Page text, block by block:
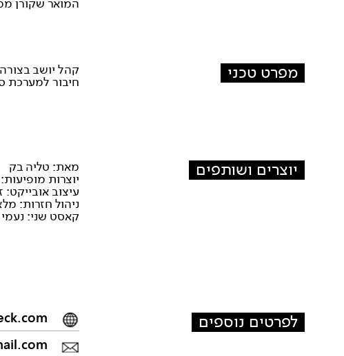
מפרט טכני קהל יושב
חיבור למערכת
יוצרים ושותפים מאת: טליה בק
יוצרות
עיצוב אובייקט:
ניהול חזרות:
קאסט שני: נעמי
לפרטים נוספים